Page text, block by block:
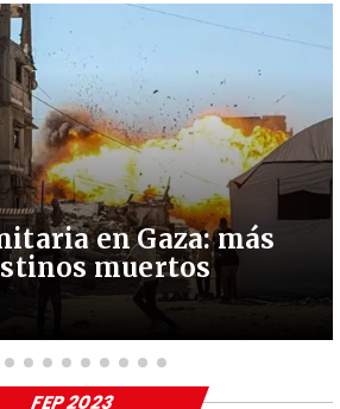
en Gaza: más
muertos
FEP 2023